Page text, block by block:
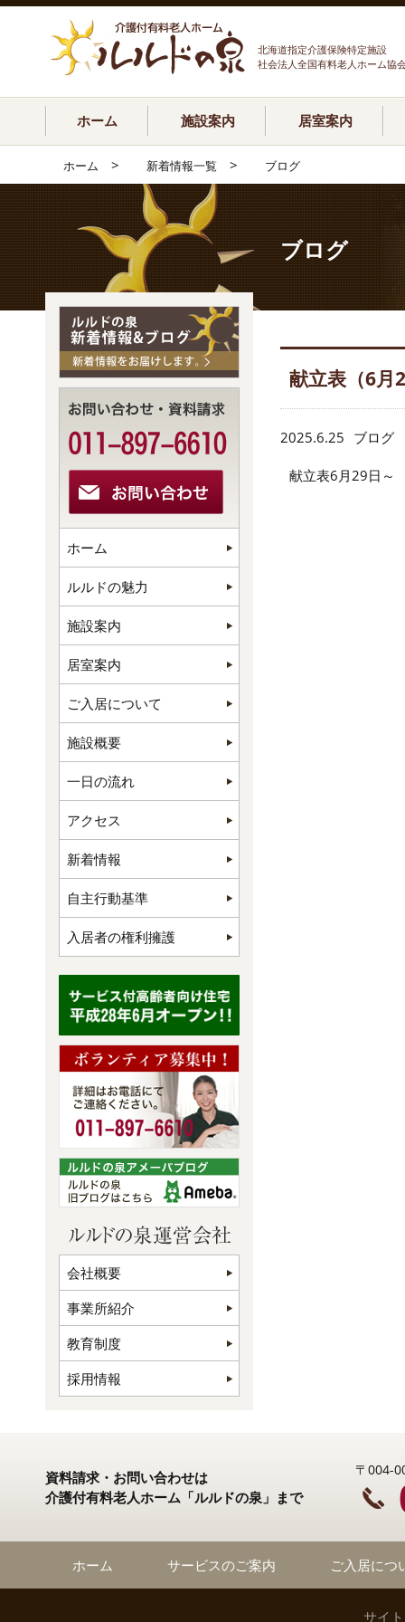
北海道指定介護保険特定施設
社会法人全国有料老人ホーム協
ホーム 施設案内 居室案内
ホーム > 新着情報一覧 > ブログ
ブログ
献立表（6月
2025.6.25 ブログ
献立表6月29日～
ホーム
ルルドの魅力
施設案内
居室案内
ご入居について
施設概要
一日の流れ
アクセス
新着情報
自主行動基準
入居者の権利擁護
会社概要
事業所紹介
教育制度
採用情報
資料請求・お問い合わせは
介護付有料老人ホーム「ルルドの泉」まで
〒004-
ホーム サービスのご案内 ご入居につ
サイ